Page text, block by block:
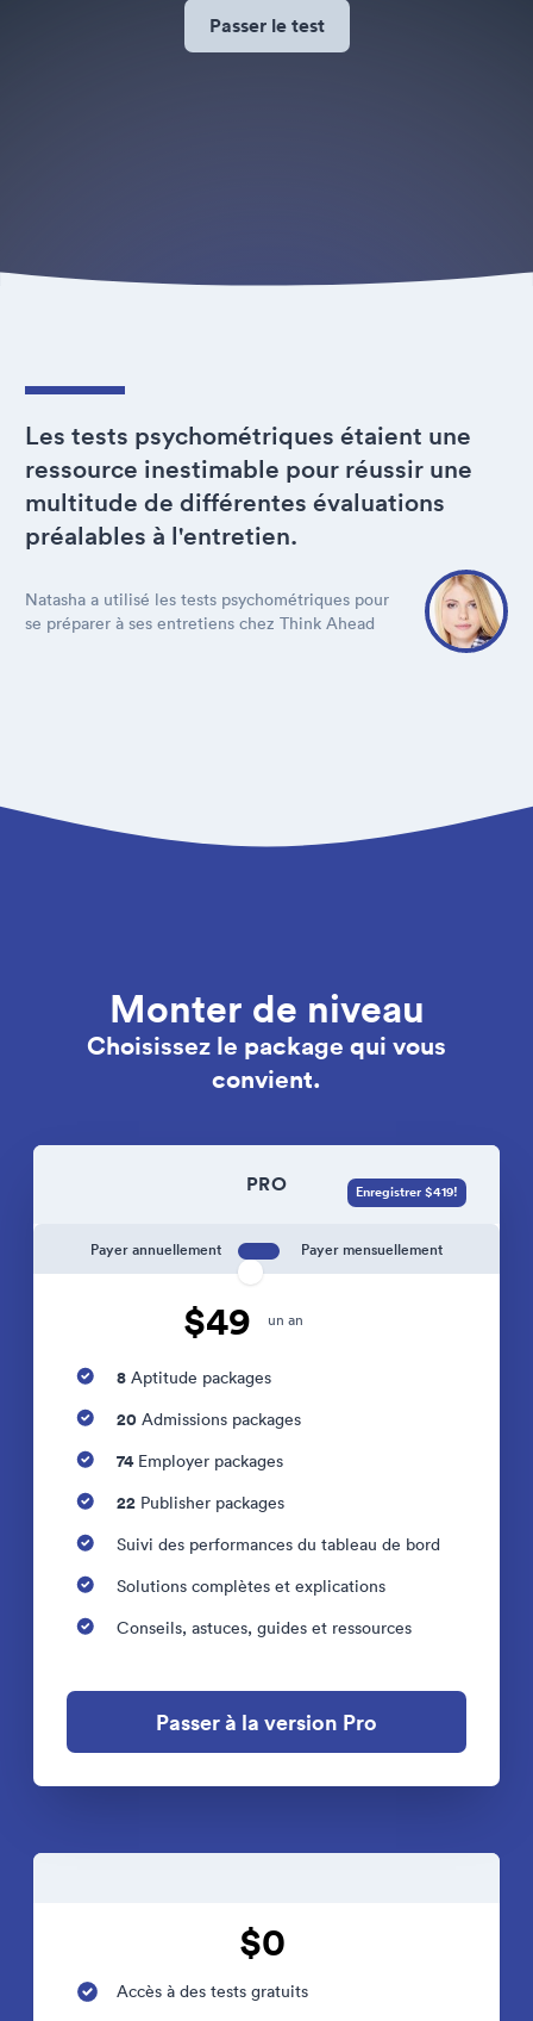
Passer le test
Les tests psychométriques étaient une
ressource inestimable pour réussir une
multitude de différentes évaluations
préalables à l'entretien.
Natasha a utilisé les tests psychométriques pour
se préparer à ses entretiens chez Think Ahead
Monter de niveau
Choisissez le package qui vous
convient.
PRO
Payer annuellement Payer mensuellement
$49 un an
Enregistrer $419!
8 Aptitude packages
20 Admissions packages
74Employer packages
22 Publisher packages
Suivi des performances du tableau de bord
Solutions complètes et explications
Conseils, astuces, guides et ressources
Passer à la version Pro
$0
Accès à des tests gratuits